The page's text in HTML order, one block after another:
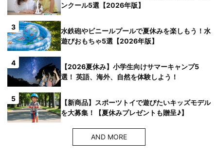
ンクール5選【2026年版】
3
水鉄砲やビニールプールで夏休みを楽しもう！水
遊びおもちゃ5選【2026年版】
4
【2026夏休み】小学生向けサマーキャンプ5
選！ 英語、海外、自然を体験しよう！
5
【新商品】スポーツトイで遊びたいキッズモデル
を大募集！【夏休みプレゼントも贈呈♪】
AND MORE